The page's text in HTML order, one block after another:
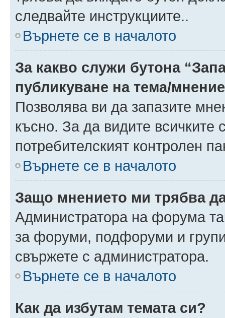
следвайте инструкциите..
Върнете се в началото
За какво служи бутона
публикуване на тема/
Позволява ви да запазите
късно. За да видите всичките
потребителският контролен
Върнете се в началото
Защо мнението ми трябва
Администратора на форума
за форуми, подфоруми и
свържете с администратора.
Върнете се в началото
Как да избутам темата си?